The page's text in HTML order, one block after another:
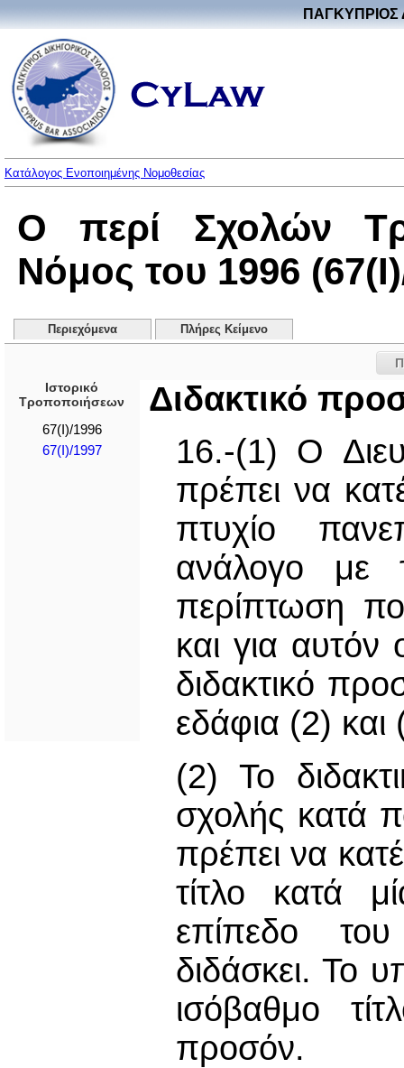
ΠΑΓΚΥΠΡΙΟΣ
Κατάλογος Ενοποιημένης Νομοθεσίας
Ο περί Σχολών
Νόμος του 1996
Περιεχόμενα Πλήρες Κείμενο
Ιστορικό
Τροποποιήσεων
67(I)/1996
67(I)/1997
Διδακτικό
16.-(1) O
πρέπει να
πτυχίο
ανάλογο με
περίπτωση
και για αυτόν
διδακτικό
εδάφια (2)
(2) Το
σχολής κατά
πρέπει να
τίτλο κατά
επίπεδο
διδάσκει. Το
ισόβαθμο
προσόν.